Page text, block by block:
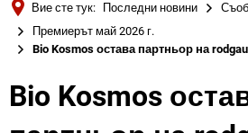
Вие сте тук: Последни новини
Премиерът май 2026 г.
Bio Kosmos остава партньор на
Bio Kosmos